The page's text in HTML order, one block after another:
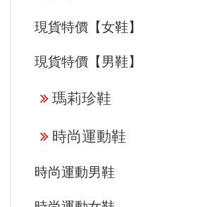
現貨特價【女鞋】
現貨特價【男鞋】
瑪莉珍鞋
時尚運動鞋
時尚運動男鞋